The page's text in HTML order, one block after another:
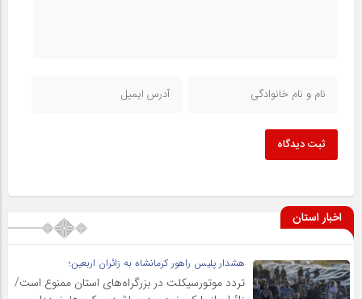
ثبت دیدگاه
اخبار استان
هشدار پلیس راهور کرمانشاه به زائران اربعین؛
تردد موتورسیکلت در بزرگراه‌های استان ممنوع است/